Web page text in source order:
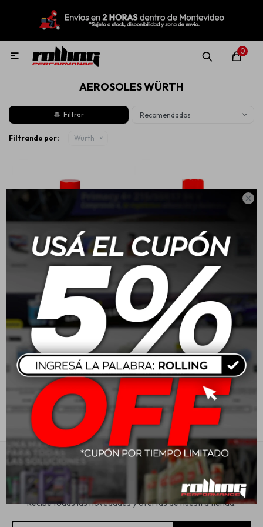

0

AEROSOLES WÜRTH
Recomendados
Filtrando por: Würth
Wurth Limpiador De
Frenos 500ml
$340
Wurth Rost Off Mechanic
300ml
273
Suscríbete a nuestra newsletter
Recibe todas las novedades y ofertas de nuestra tienda.
MI CUENTA
Nuevo! Rolling Repuestos
Llantas
Lubricantes
Aditivos
Aerosoles
Estética automotriz
Accesorios
Baterías
Repuestos
Servicios